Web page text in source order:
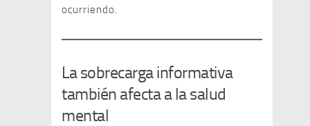
ocurriendo.
La sobrecarga informativa
también afecta a la salud
mental